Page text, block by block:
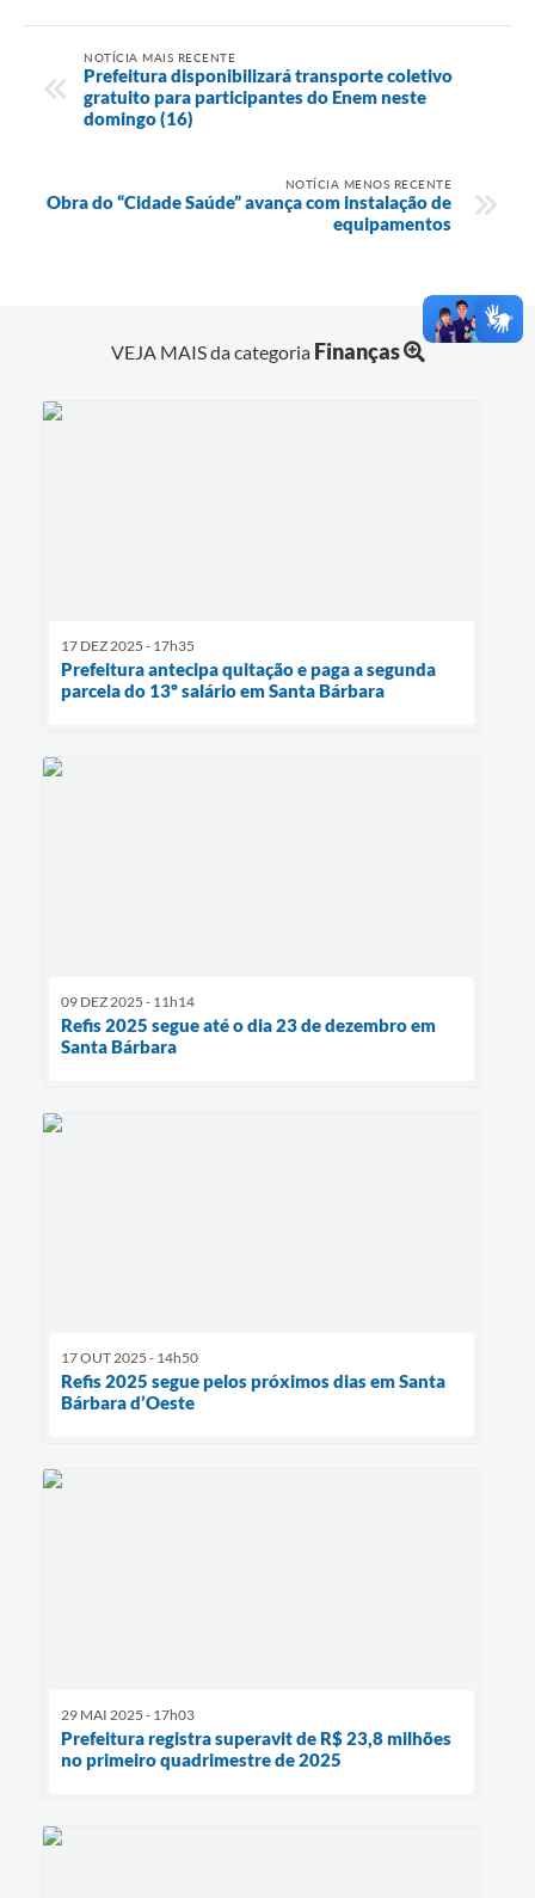
NOTÍCIA MAIS RECENTE
Prefeitura disponibilizará transporte coletivo
gratuito para participantes do Enem neste
domingo (16)
NOTÍCIA MENOS RECENTE
Obra do “Cidade Saúde” avança com instalação de
equipamentos
VEJA MAIS da categoria Finanças
17 DEZ 2025 - 17h35
Prefeitura antecipa quitação e paga a segunda
parcela do 13º salário em Santa Bárbara
09 DEZ 2025 - 11h14
Refis 2025 segue até o dia 23 de dezembro em
Santa Bárbara
17 OUT 2025 - 14h50
Refis 2025 segue pelos próximos dias em Santa
Bárbara d’Oeste
29 MAI 2025 - 17h03
Prefeitura registra superavit de R$ 23,8 milhões
no primeiro quadrimestre de 2025